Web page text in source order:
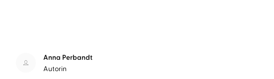
Anna Perbandt
Autorin